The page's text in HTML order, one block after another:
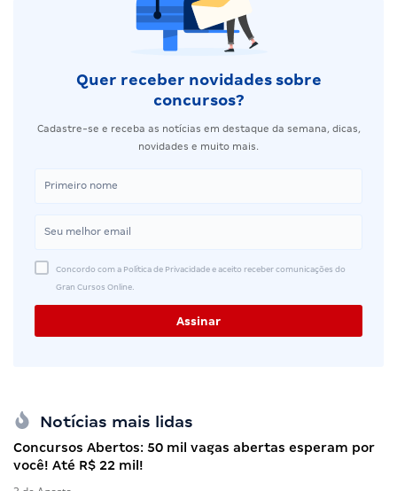
Quer receber novidades sobre
concursos?
Cadastre-se e receba as notícias em destaque da semana, dicas,
novidades e muito mais.
Concordo com a Política de Privacidade e aceito receber comunicações do
Gran Cursos Online.
Notícias mais lidas
Concursos Abertos: 50 mil vagas abertas esperam por
você! Até R$ 22 mil!